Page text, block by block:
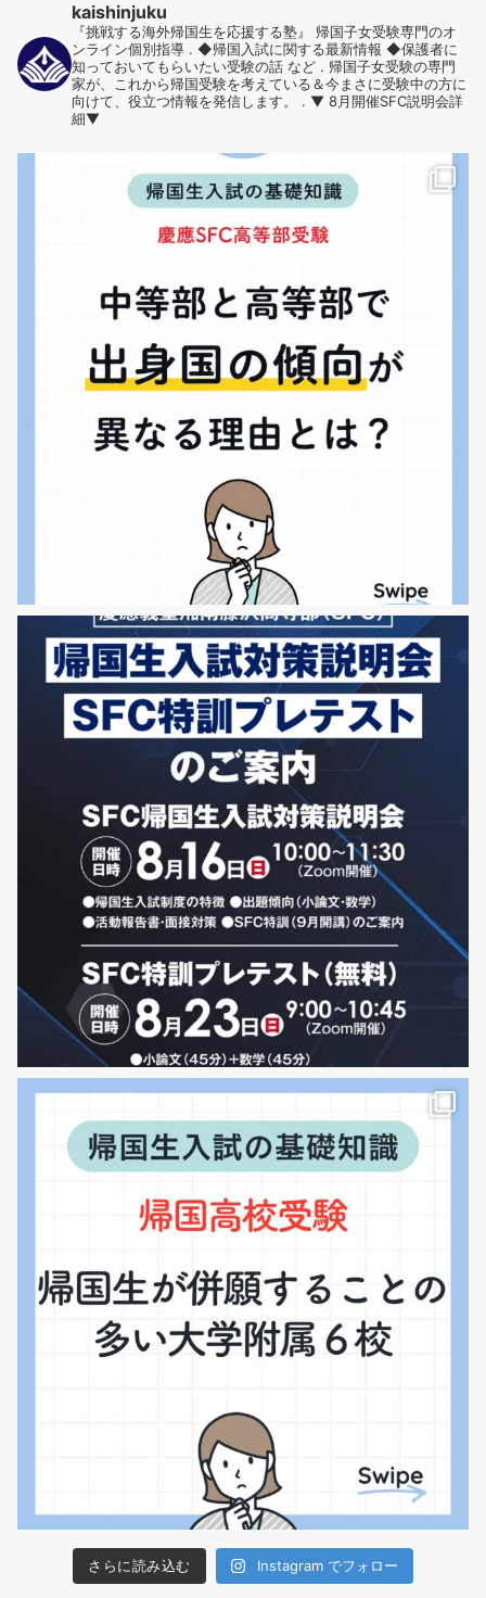
kaishinjuku
『挑戦する海外帰国生を応援する塾』
帰国子女受験専門のオ
ンライン個別指導 . ◆帰国入試に関する最新情報 ◆保護者に
知っておいてもらいたい受験の話 など . 帰国子女受験の専門
家が、これから帰国受験を考えている＆今まさに受験中の方に
向けて、役立つ情報を発信します。
. ▼ 8月開催SFC説明会詳
細▼
さらに読み込む Instagram でフォロー